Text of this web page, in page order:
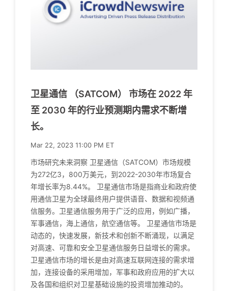
卫星通信 （SATCOM） 市场在 2022 年
至 2030 年的行业预测期内需求不断增
长。
Mar 22, 2023 11:00 PM ET
市场研究未来洞察 卫星通信（SATCOM）市场规模
为272亿3，800万美元，到2022-2030年市场复合
年增长率为8.44%。 卫星通信市场是指商业和政府使
用通信卫星为全球最终用户提供语音、数据和视频通
信服务。卫星通信服务用于广泛的应用，例如广播，
军事通信，海上通信，航空通信等。 卫星通信市场是
动态的，快速发展，新技术和创新不断涌现，以满足
对高速、可靠和安全卫星通信服务日益增长的需求。
卫星通信市场的增长是由对高速互联网连接的需求增
加，连接设备的采用增加，军事和政府应用的扩大以
及各国和组织对卫星基础设施的投资增加推动的。